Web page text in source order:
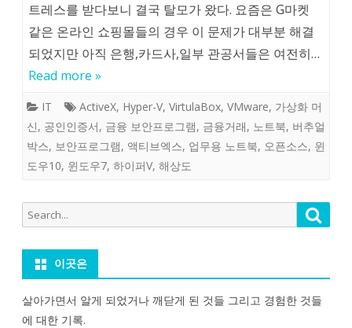
트레스를 받다보니 결국 탈모가 왔다. 요즘은 G마켓
같은 온라인 쇼핑몰들의 경우 이 문제가 대부분 해결
되었지만 아직 은행,카드사,일부 관공서들은 여전히…
Read more »
IT ActiveX, Hyper-V, VirtulaBox, VMware, 가상화 머
신, 공인인증서, 금융 보안프로그램, 금융거래, 노트북, 버추얼
박스, 보안프로그램, 액티브엑스, 업무용 노트북, 오픈소스, 윈
도우10, 윈도우7, 하이퍼V, 해상도
Search
for:
이곳은
살아가면서 알게 되었거나 깨닫게 된 것들 그리고 경험한 것들
에 대한 기록.